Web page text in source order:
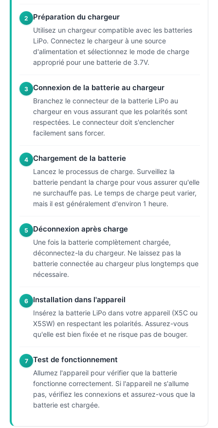
2 Préparation du chargeur
Utilisez un chargeur compatible avec les batteries
LiPo. Connectez le chargeur à une source
d'alimentation et sélectionnez le mode de charge
approprié pour une batterie de 3.7V.
3 Connexion de la batterie au chargeur
Branchez le connecteur de la batterie LiPo au
chargeur en vous assurant que les polarités sont
respectées. Le connecteur doit s'enclencher
facilement sans forcer.
4 Chargement de la batterie
Lancez le processus de charge. Surveillez la
batterie pendant la charge pour vous assurer qu'elle
ne surchauffe pas. Le temps de charge peut varier,
mais il est généralement d'environ 1 heure.
5 Déconnexion après charge
Une fois la batterie complètement chargée,
déconnectez-la du chargeur. Ne laissez pas la
batterie connectée au chargeur plus longtemps que
nécessaire.
6 Installation dans l'appareil
Insérez la batterie LiPo dans votre appareil (X5C ou
X5SW) en respectant les polarités. Assurez-vous
qu'elle est bien fixée et ne risque pas de bouger.
7 Test de fonctionnement
Allumez l'appareil pour vérifier que la batterie
fonctionne correctement. Si l'appareil ne s'allume
pas, vérifiez les connexions et assurez-vous que la
batterie est chargée.